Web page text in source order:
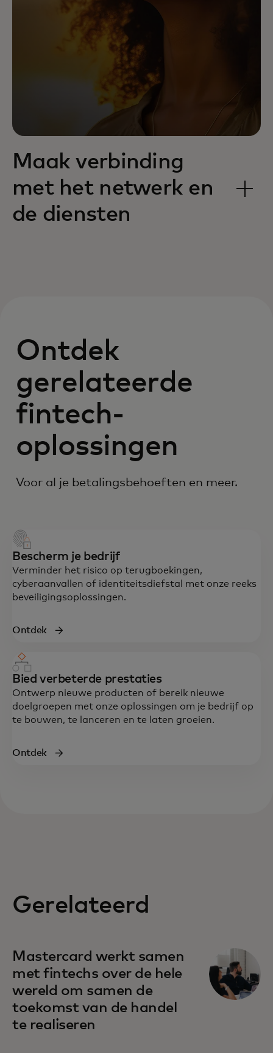
Maak verbinding
met het netwerk en
de diensten
Ontdek
gerelateerde
fintech-
oplossingen
Voor al je betalingsbehoeften en meer.
Bescherm je bedrijf
Verminder het risico op terugboekingen,
cyberaanvallen of identiteitsdiefstal met onze reeks
beveiligingsoplossingen.
Ontdek
Bied verbeterde prestaties
Ontwerp nieuwe producten of bereik nieuwe
doelgroepen met onze oplossingen om je bedrijf op
te bouwen, te lanceren en te laten groeien.
Ontdek
Gerelateerd
Mastercard werkt samen
met fintechs over de hele
wereld om samen de
toekomst van de handel
te realiseren